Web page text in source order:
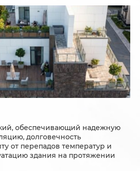
обеспечивающий надежную
долговечность
от перепадов температур и
здания на протяжении